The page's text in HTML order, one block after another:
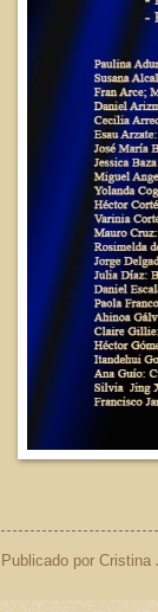
Publicado por Cristina